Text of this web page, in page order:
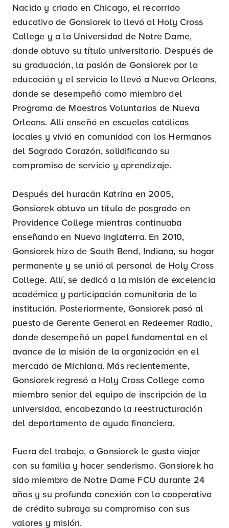
Nacido y criado en Chicago, el recorrido
educativo de Gonsiorek lo llevó al Holy Cross
College y a la Universidad de Notre Dame,
donde obtuvo su título universitario. Después de
su graduación, la pasión de Gonsiorek por la
educación y el servicio lo llevó a Nueva Orleans,
donde se desempeñó como miembro del
Programa de Maestros Voluntarios de Nueva
Orleans. Allí enseñó en escuelas católicas
locales y vivió en comunidad con los Hermanos
del Sagrado Corazón, solidificando su
compromiso de servicio y aprendizaje.
Después del huracán Katrina en 2005,
Gonsiorek obtuvo un título de posgrado en
Providence College mientras continuaba
enseñando en Nueva Inglaterra. En 2010,
Gonsiorek hizo de South Bend, Indiana, su hogar
permanente y se unió al personal de Holy Cross
College. Allí, se dedicó a la misión de excelencia
académica y participación comunitaria de la
institución. Posteriormente, Gonsiorek pasó al
puesto de Gerente General en Redeemer Radio,
donde desempeñó un papel fundamental en el
avance de la misión de la organización en el
mercado de Michiana. Más recientemente,
Gonsiorek regresó a Holy Cross College como
miembro senior del equipo de inscripción de la
universidad, encabezando la reestructuración
del departamento de ayuda financiera.
Fuera del trabajo, a Gonsiorek le gusta viajar
con su familia y hacer senderismo. Gonsiorek ha
sido miembro de Notre Dame FCU durante 24
años y su profunda conexión con la cooperativa
de crédito subraya su compromiso con sus
valores y misión.